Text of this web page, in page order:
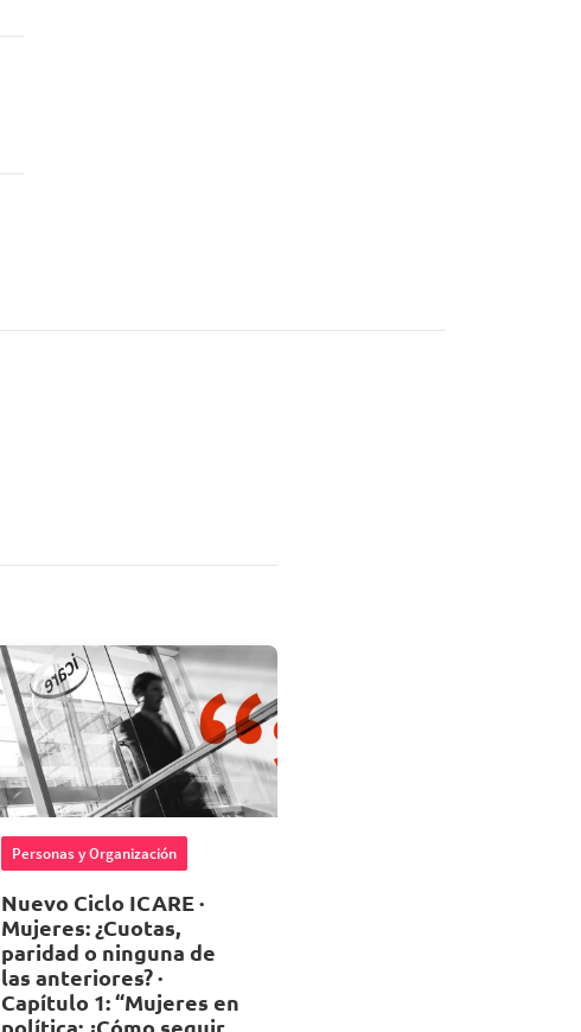
Personas y Organización
Nuevo Ciclo ICARE ·
Mujeres: ¿Cuotas,
paridad o ninguna de
las anteriores? ·
Capítulo 1: “Mujeres en